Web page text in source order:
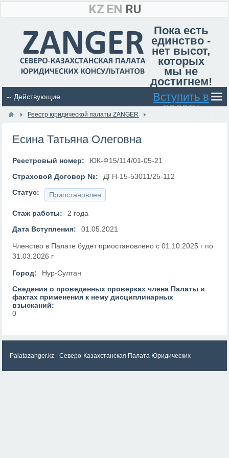
KZ EN RU
Пока есть
единство -
нет высот,
которых
мы не
достигнем!
Вступить в
палату
Реестр юридической палаты ZANGER
Есина Татьяна Олеговна
Реестровый номер:
ЮК-Ф15/114/01-05-21
Страховой Договор №:
ДГН-15-53011/25-112
Статус:
Приостановлен
Стаж работы:
2 года
Дата Вступления:
01.05.2021
Членство в Палате будет приостановлено с 01.10.2025 г по
31.03.2026 г
Город:
Нур-Султан
Сведения о проведенных проверках члена Палаты и
фактах применения к нему дисциплинарных
взысканий:
0
Palatazanger.kz - Северо-Казахстанская Палата Юридических